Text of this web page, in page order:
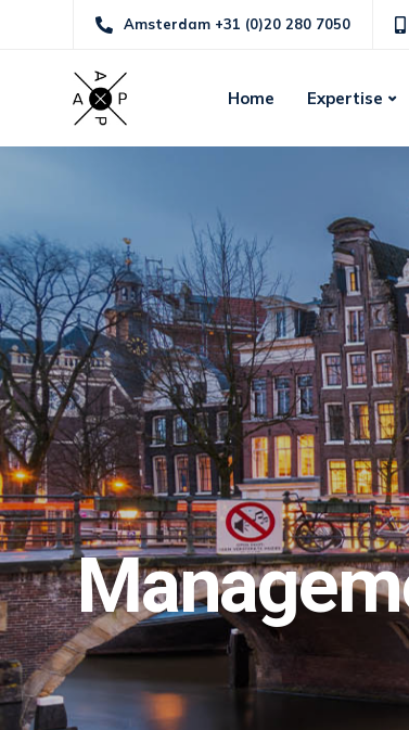
Amsterdam +31 (0)20 280 7050
Home Expertise